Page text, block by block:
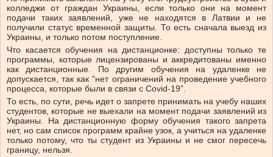
колледжи от граждан Украины, если только они на момент
подачи таких заявлений, уже не находятся в Латвии и не
получили статус временной защиты. То есть сначала выезд из
Украины, и только потом поступление.
Что касается обучения на дистанционке: доступны только те
программы, которые лицензированы и аккредитованы именно
как дистанционные. По другим обучения на удаленке не
допускается, так как “нет ограничений на проведение учебного
процесса, которые были в связи с Covid-19”.
То есть, по сути, речь идет о запрете принимать на учебу наших
студентов, которые не выехали на момент подачи заявлений из
Украины. На дистанционную форму обучения такого запрета
нет, но сам список программ крайне узок, а учиться на удаленке
только потому, что ты студент из Украины и не смог пересечь
границу, нельзя.